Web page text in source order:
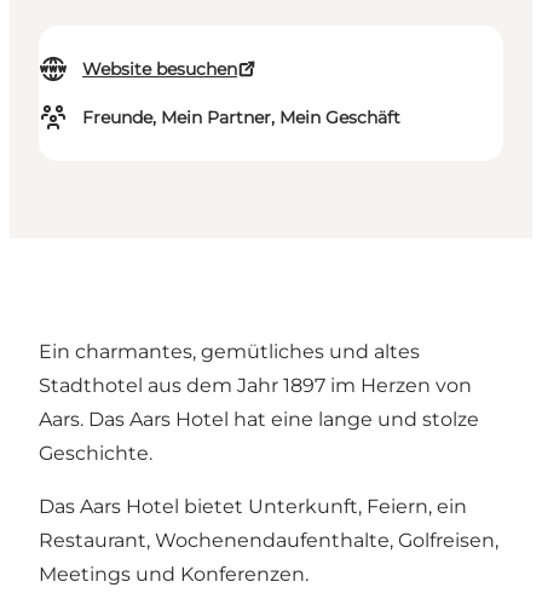
Website besuchen
Freunde, Mein Partner, Mein Geschäft
Ein charmantes, gemütliches und altes
Stadthotel aus dem Jahr 1897 im Herzen von
Aars. Das Aars Hotel hat eine lange und stolze
Geschichte.
Das Aars Hotel bietet Unterkunft, Feiern, ein
Restaurant, Wochenendaufenthalte, Golfreisen,
Meetings und Konferenzen.